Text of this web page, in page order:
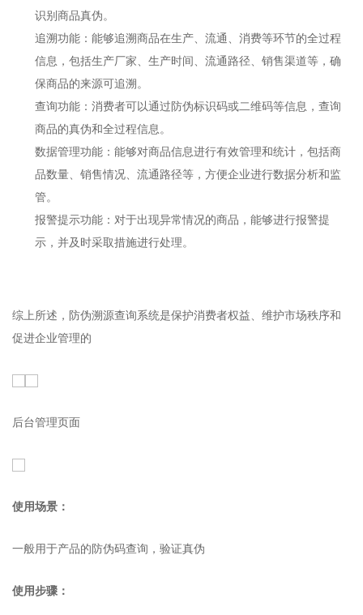
识别商品真伪。
追溯功能：能够追溯商品在生产、流通、消费等环节的全过程
信息，包括生产厂家、生产时间、流通路径、销售渠道等，确
保商品的来源可追溯。
查询功能：消费者可以通过防伪标识码或二维码等信息，查询
商品的真伪和全过程信息。
数据管理功能：能够对商品信息进行有效管理和统计，包括商
品数量、销售情况、流通路径等，方便企业进行数据分析和监
管。
报警提示功能：对于出现异常情况的商品，能够进行报警提
示，并及时采取措施进行处理。
综上所述，防伪溯源查询系统是保护消费者权益、维护市场秩序和
促进企业管理的
后台管理页面
使用场景：
一般用于产品的防伪码查询，验证真伪
使用步骤：